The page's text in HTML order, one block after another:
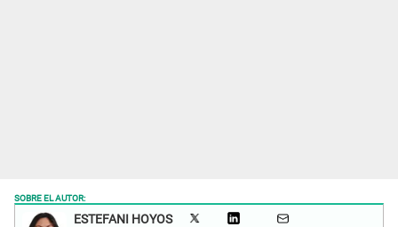
SOBRE EL AUTOR:
ESTEFANI HOYOS